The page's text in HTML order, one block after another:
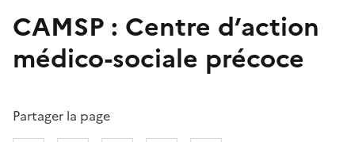
CAMSP : Centre d’action
médico-sociale précoce
Partager la page